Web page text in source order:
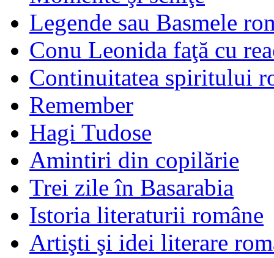
Legende sau Basmele
Conu Leonida faţă cu
Continuitatea spiritului
Remember
Hagi Tudose
Amintiri din copilărie
Trei zile în Basarabia
Istoria literaturii române
Artişti şi idei literare